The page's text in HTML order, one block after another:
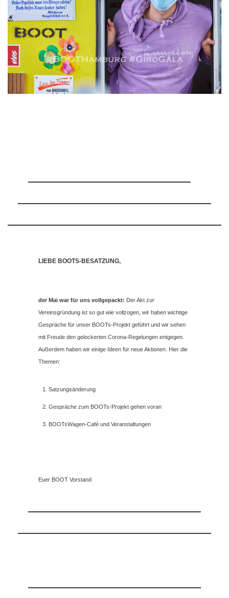
LIEBE BOOTS-BESATZUNG,
der Mai war für uns vollgepackt: Der Akt zur
Vereinsgründung ist so gut wie vollzogen, wir haben wichtige
Gespräche für unser BOOTs-Projekt geführt und wir sehen
mit Freude den gelockerten Corona-Regelungen entgegen.
Außerdem haben wir einige Ideen für neue Aktionen. Hier die
Themen:
Satzungsänderung
Gespräche zum BOOTs-Projekt gehen voran
BOOTsWagen-Café und Veranstaltungen
Euer BOOT Vorstand